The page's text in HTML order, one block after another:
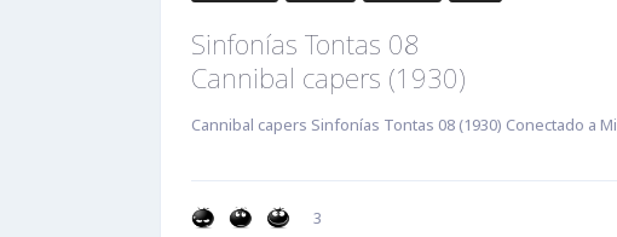
Sinfonías Tontas 08
Cannibal capers (1930)
Cannibal capers Sinfonías Tontas 08 (1930) Conectado a
3